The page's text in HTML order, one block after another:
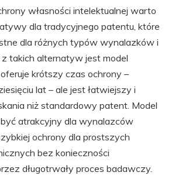
własności intelektualnej warto
dla tradycyjnego patentu, które
dla różnych typów wynalazków i
z takich alternatyw jest model
krótszy czas ochrony –
lat – ale jest łatwiejszy i
niż standardowy patent. Model
atrakcyjny dla wynalazców
ochrony dla prostszych
bez konieczności
długotrwały proces badawczy.